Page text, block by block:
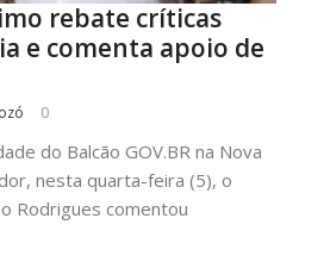
rebate críticas
e comenta apoio de
0
do Balcão GOV.BR na Nova
nesta quarta-feira (5), o
Rodrigues comentou